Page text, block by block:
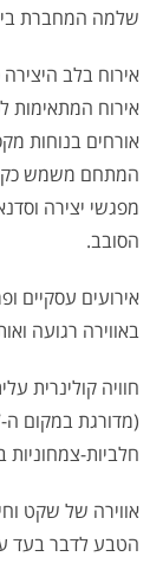
שלמה המחברת
אירוח בלב
אורחים בנוחות
המתחם משמש
מפגשי יצירה
הסובב.
אירועים עסקיים
באווירה רגועה
חוויה קולינרית
חלביות-
אווירה של שקט
הטבע לדבר בעד